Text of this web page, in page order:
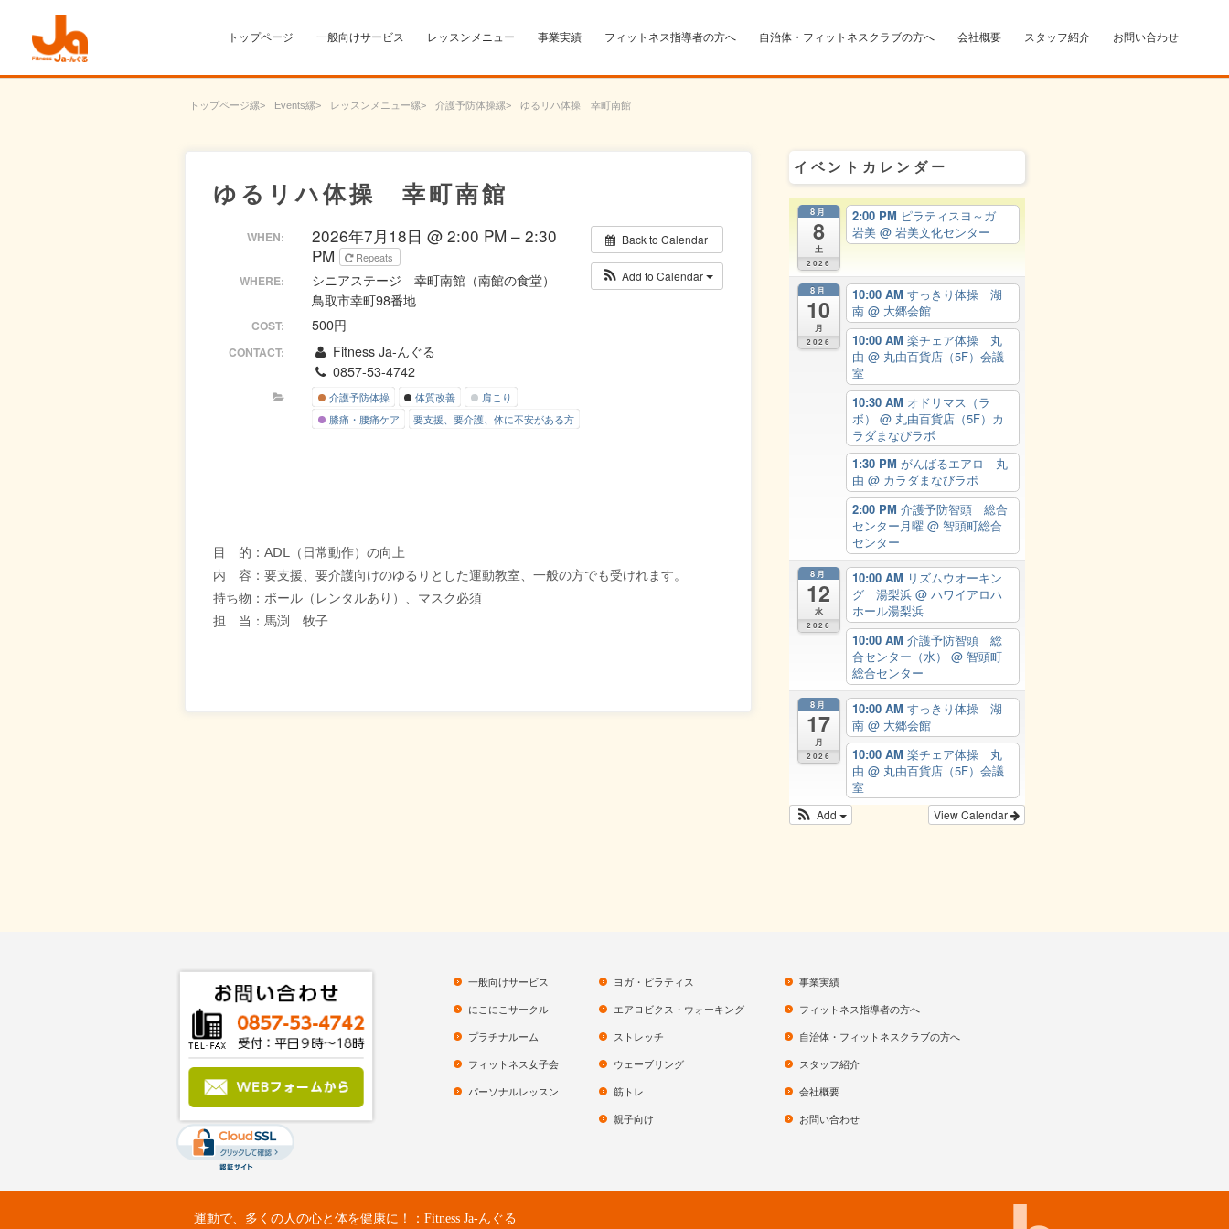
トップページ 一般向けサービス レッスンメニュー 事業実績 フィットネス指導者の方へ 自治体・フィットネスクラブの方へ 会社概要 スタッフ紹介 お問い合わせ
トップページ Events レッスンメニュー 介護予防体操 ゆるリハ体操 幸町南館
ゆるリハ体操 幸町南館
Back to Calendar
Add to Calendar
WHEN:
2026年7月18日 @ 2:00 PM – 2:30
PM
Repeats
WHERE:
シニアステージ 幸町南館（南館の食堂）
鳥取市幸町98番地
COST: 500円
CONTACT:
Fitness Ja-んぐる
0857-53-4742
介護予防体操 体質改善
肩こり
膝痛・腰痛ケア
要支援、要介護、体に不安がある方
目 的：AⅮⅬ（日常動作）の向上
内 容：要支援、要介護向けのゆるりとした運動教室、一般の方でも受けれます。
持ち物：ボール（レンタルあり）、マスク必須
担 当：馬渕 牧子
イベントカレンダー
8月
8
土
2026
2:00 PM ピラティスヨ～ガ
岩美 @ 岩美文化センター
8月
10
月
2026
10:00 AM すっきり体操 湖
南 @ 大郷会館
10:00 AM 楽チェア体操 丸
由 @ 丸由百貨店（5F）会議
室
10:30 AM オドリマス（ラ
ボ） @ 丸由百貨店（5F）カ
ラダまなびラボ
1:30 PM がんばるエアロ 丸
由 @ カラダまなびラボ
2:00 PM 介護予防智頭 総合
センター月曜 @ 智頭町総合
センター
8月
12
水
2026
10:00 AM リズムウオーキン
グ 湯梨浜 @ ハワイアロハ
ホール湯梨浜
10:00 AM 介護予防智頭 総
合センター（水） @ 智頭町
総合センター
8月
17
月
2026
10:00 AM すっきり体操 湖
南 @ 大郷会館
10:00 AM 楽チェア体操 丸
由 @ 丸由百貨店（5F）会議
室
View Calendar
Add
一般向けサービス
にこにこサークル
プラチナルーム
フィットネス女子会
パーソナルレッスン
ヨガ・ピラティス
エアロビクス・ウォーキング
ストレッチ
ウェーブリング
筋トレ
親子向け
事業実績
フィットネス指導者の方へ
自治体・フィットネスクラブの方へ
スタッフ紹介
会社概要
お問い合わせ
運動で、多くの人の心と体を健康に！：Fitness Ja-んぐる